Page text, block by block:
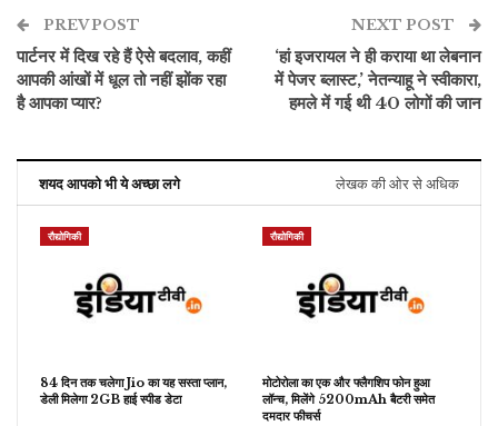
PREV POST
पार्टनर में दिख रहे हैं ऐसे बदलाव, कहीं
आपकी आंखों में धूल तो नहीं झोंक रहा
है आपका प्यार?
NEXT POST
‘हां इजरायल ने ही कराया था लेबनान
में पेजर ब्लास्ट,’ नेतन्याहू ने स्वीकारा,
हमले में गई थी 40 लोगों की जान
शयद आपको भी ये अच्छा लगे लेखक की ओर से अधिक
रौद्योगिकी
84 दिन तक चलेगा Jio का यह सस्ता प्लान,
डेली मिलेगा 2GB हाई स्पीड डेटा
रौद्योगिकी
मोटोरोला का एक और फ्लैगशिप फोन हुआ
लॉन्च, मिलेंगे 5200mAh बैटरी समेत
दमदार फीचर्स